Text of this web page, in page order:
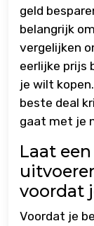
geld
belangrijk
vergelijken
eerlijke prijs
je wilt
beste deal
gaat met je
Laat
voordat
Voordat je